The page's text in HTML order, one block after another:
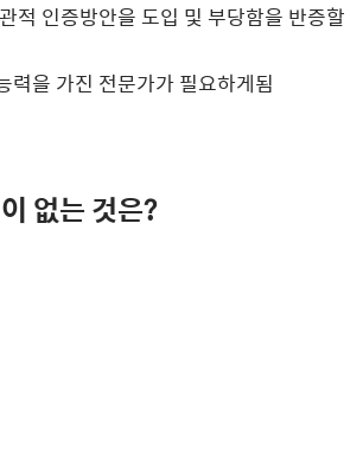
적 인증방안을 도입 및 부당함을 반증할
력을 가진 전문가가 필요하게됨
없는 것은?